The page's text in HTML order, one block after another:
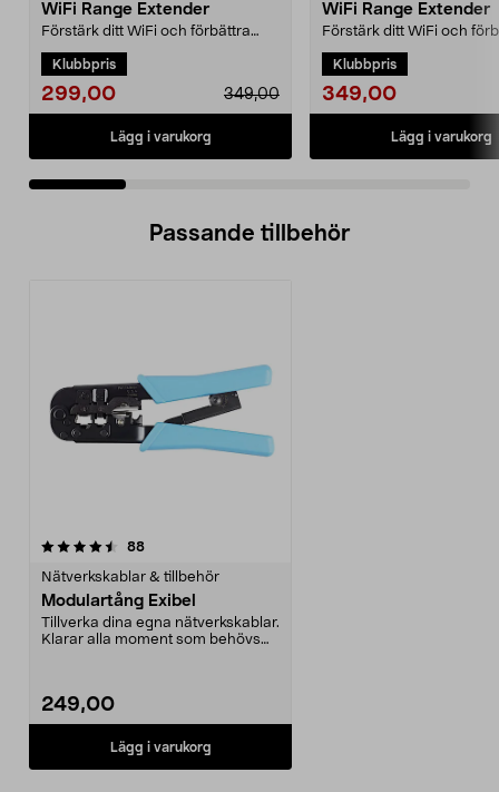
WiFi Range Extender
Förstärk ditt WiFi och förbättra
datorer, surfplatto...
Klubbpris
299,00 349,00
Lägg i varukorg
WiFi Range Extender
Förstärk ditt WiFi och
datorer, surfplatto...
Klubbpris
349,00
Lägg i varukorg
Passande tillbehör
88recensioner
Nätverkskablar & tillbehör
Modulartång Exibel
Tillverka dina egna nätverkskablar.
Klarar alla moment som behövs
249,00
Lägg i varukorg